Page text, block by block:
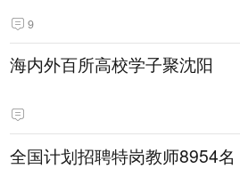
9
海内外百所高校学子聚沈阳
全国计划招聘特岗教师8954名